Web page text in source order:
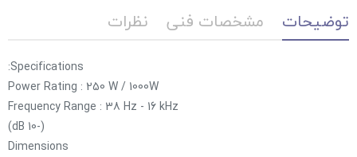
توضیحات مشخصات فنی نظرات
Specifications:
Power Rating : 250 W / 1000W
Frequency Range : 38 Hz - 16 kHz
(-10 dB)
Dimensions